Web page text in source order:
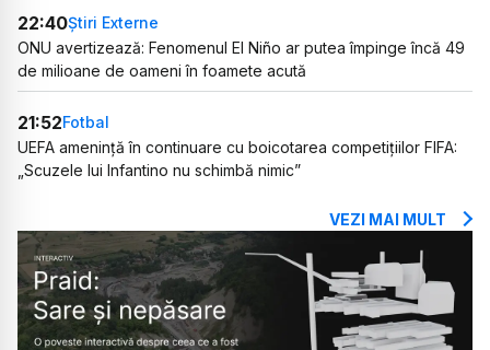
22:40Știri Externe
ONU avertizează: Fenomenul El Niño ar putea împinge încă 49
de milioane de oameni în foamete acută
21:52Fotbal
UEFA amenință în continuare cu boicotarea competițiilor FIFA:
„Scuzele lui Infantino nu schimbă nimic”
VEZI MAI MULT